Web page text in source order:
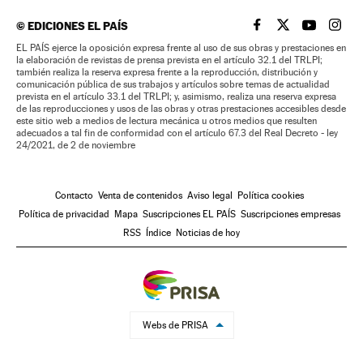
©EDICIONES EL PAÍS EL PAÍS BRASIL EN
EL PAÍSEL PAÍS
EL
EL PAÍS ejerce la oposición expresa frente al uso de sus obras y prestaciones en
la elaboración de revistas de prensa prevista en el artículo 32.1 del TRLPI;
también realiza la reserva expresa frente a la reproducción, distribución y
comunicación pública de sus trabajos y artículos sobre temas de actualidad
prevista en el artículo 33.1 del TRLPI; y, asimismo, realiza una reserva expresa
de las reproducciones y usos de las obras y otras prestaciones accesibles desde
este sitio web a medios de lectura mecánica u otros medios que resulten
adecuados a tal fin de conformidad con el artículo 67.3 del Real Decreto - ley
24/2021, de 2 de noviembre
Contacto Venta de contenidos Aviso legal
Política cookies
Política de privacidad
Mapa Suscripciones EL PAÍS Suscripciones empresas
RSS
Índice Noticias de hoy
Webs de PRISA